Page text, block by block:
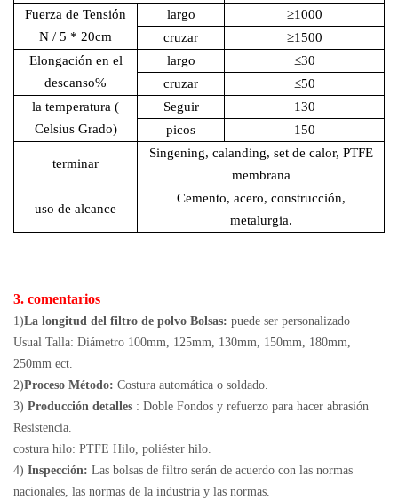
Fuerza de Tensión
N / 5 * 20cm
largo
≥1000
cruzar
≥1500
Elongación en el
descanso%
largo
≤30
cruzar
≤50
la temperatura (
Celsius Grado)
Seguir
130
picos
150
terminar
Singening, calanding, set de calor, PTFE
membrana
uso de alcance
Cemento, acero, construcción,
metalurgia.
3. comentarios
1)La longitud del filtro de polvo Bolsas: puede ser personalizado
Usual Talla: Diámetro 100mm, 125mm, 130mm, 150mm, 180mm,
250mm ect.
2)Proceso Método: Costura automática o soldado.
3) Producción detalles : Doble Fondos y refuerzo para hacer abrasión
Resistencia.
costura hilo: PTFE Hilo, poliéster hilo.
4) Inspección: Las bolsas de filtro serán de acuerdo con las normas
nacionales, las normas de la industria y las normas.